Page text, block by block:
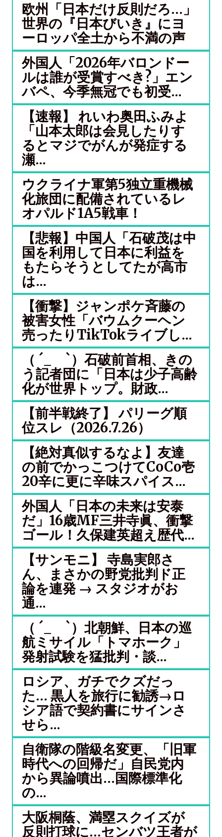
欧州「日本だけ反則だろ…」
世界の『日本びいき』にヨ
ーロッパ全土から不満の声
外国人「2026年バロンドー
ルは誰が受賞すべき?」エン
バペ、今季無冠でも初受...
【速報】 れいわ奥田ふみよ
「山本太郎は会見したりす
るとマジでがんが発症する
瀬...
ウクライナ軍第5独立重機械
化旅団に配備されているレ
オパルド1A5戦車！
【悲報】中国人「石破茂は中
国を利用して日本に利益を
もたらそうとしてたが高市
は...
【衝撃】ジャンポケ斉藤の
被害女性「バウムクーヘン
売ったりTikTokライブし...
（ ´_ゝ`）石破前首相、きの
う記者団に「日本は少子高齢
化が世界トップ。財政...
【前半戦終了】 パリーグ順
位スレ（2026.7.26）
【絶対真似するなよ】友達
の前でかっこつけてCoCo壱
20辛に更に辛味スパイス...
外国人「日本の未来は安泰
だ」16歳MF三井寺眞、衝撃
ゴール！久保建英超え歴代...
【サンモニ】 寺島実郎さ
ん、まさかの野党批判ド正
論を連発 → スタジオがお
通...
（ ´_ゝ`）北朝鮮、日本の巡
航ミサイル「‌トマホーク」
発射試験を猛批判・談...
ロシア、ガチでクズだっ
た… 黒人を旅行に勧誘→ロ
シア語で契約書にサインさ
せら...
自衛隊の階級名変更、「旧軍
時代への回帰だ」自民党内
から異論噴出…国際標準化
の...
大阪桐蔭、満塁スクイズが
反則打球に…センバツ王者が